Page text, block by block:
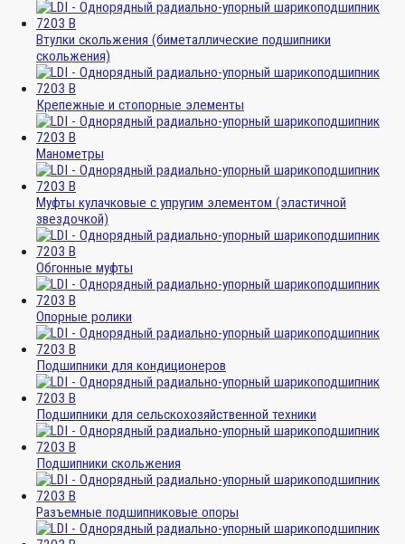
Втулки скольжения (биметаллические подшипники
скольжения)
Крепежные и стопорные элементы
Манометры
Муфты кулачковые с упругим элементом (эластичной
звездочкой)
Обгонные муфты
Опорные ролики
Подшипники для кондиционеров
Подшипники для сельскохозяйственной техники
Подшипники скольжения
Разъемные подшипниковые опоры